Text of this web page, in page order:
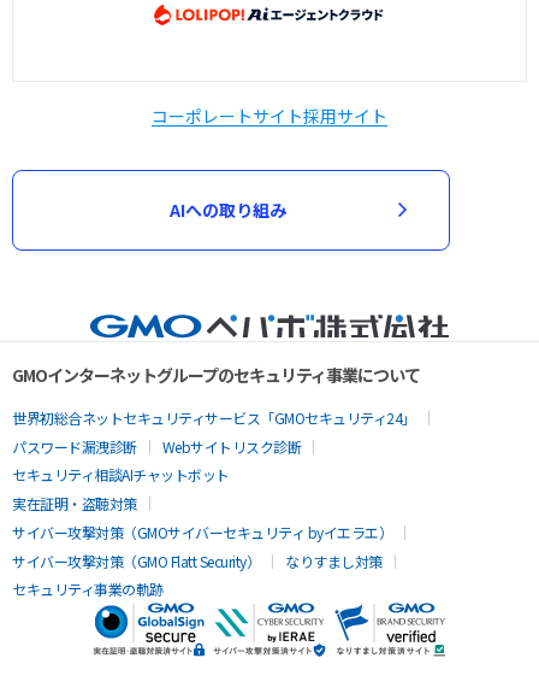
コーポレートサイト採用サイト
AIへの取り組み
GMOインターネットグループのセキュリティ事業について
世界初総合ネットセキュリティサービス「GMOセキュリティ24」
パスワード漏洩診断
Webサイトリスク診断
セキュリティ相談AIチャットボット
実在証明・盗聴対策
サイバー攻撃対策（GMOサイバーセキュリティ byイエラエ）
サイバー攻撃対策（GMO Flatt Security）
なりすまし対策
セキュリティ事業の軌跡